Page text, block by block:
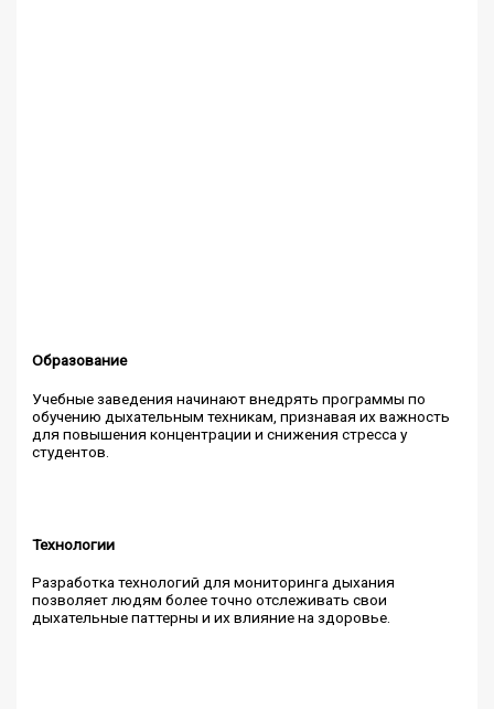
Образование
Учебные заведения начинают внедрять программы по
обучению дыхательным техникам, признавая их важность
для повышения концентрации и снижения стресса у
студентов.
Технологии
Разработка технологий для мониторинга дыхания
позволяет людям более точно отслеживать свои
дыхательные паттерны и их влияние на здоровье.